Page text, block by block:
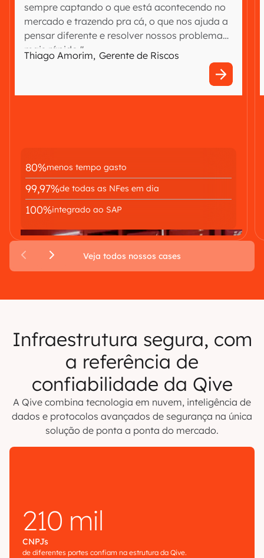
sempre captando o que está acontecendo no
mercado e trazendo pra cá, o que nos ajuda a
pensar diferente e resolver nossos problemas
mais rápido."
Thiago Amorim, Gerente de Riscos
80%menos tempo gasto
99,97%de todas as NFes em dia
100%integrado ao SAP
Veja todos nossos cases
Infraestrutura segura, com
a referência de
confiabilidade da Qive
A Qive combina tecnologia em nuvem, inteligência de
dados e protocolos avançados de segurança na única
solução de ponta a ponta do mercado.
210 mil
CNPJs
de diferentes portes confiam na estrutura da Qive.